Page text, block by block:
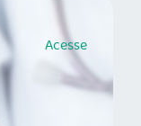
Acesse